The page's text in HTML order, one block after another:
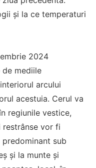
și la ce temperaturi
2024
mediile
arcului
acestuia. Cerul va
regiunile vestice,
restrânse vor fi
sub
și la munte și